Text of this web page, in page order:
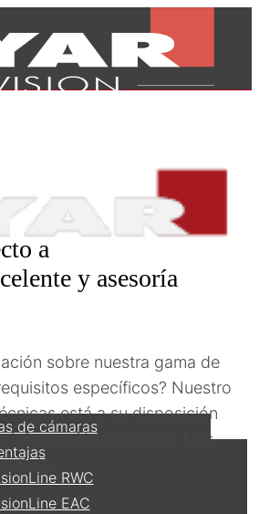
de cámaras
RWC
EAC
a
y asesoría
sobre nuestra gama de
específicos? Nuestro
está a su disposición
información detallada. Nos